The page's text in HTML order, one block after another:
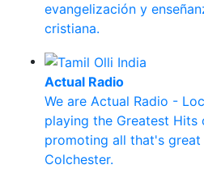
evangelización y
cristiana.
Actual Radio
We are Actual Radio -
playing the Greatest Hits
promoting all that's great
Colchester.